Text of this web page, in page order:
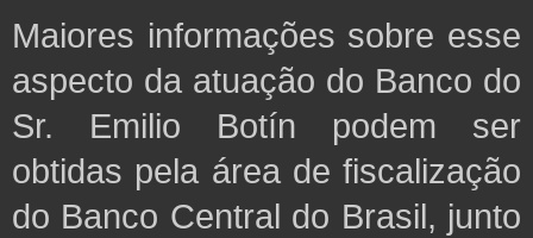
Maiores informações sobre esse
aspecto da atuação do Banco do
Sr. Emilio Botín podem ser
obtidas pela área de fiscalização
do Banco Central do Brasil, junto